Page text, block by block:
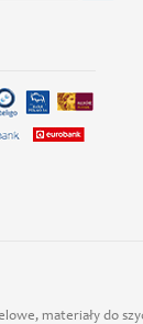
materiały do